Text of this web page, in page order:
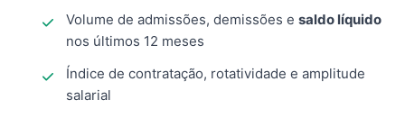
Volume de admissões, demissões e saldo líquido
nos últimos 12 meses
Índice de contratação, rotatividade e amplitude
salarial